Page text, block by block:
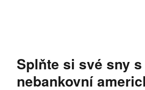
Splňte si své sny s
nebankovní